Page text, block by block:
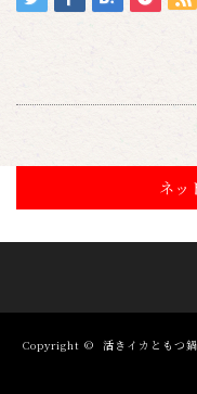
ネッ
Copyright © 活きイカともつ